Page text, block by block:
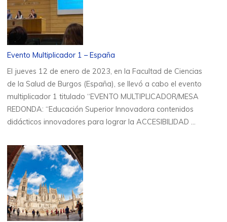
Evento Multiplicador 1 – España
El jueves 12 de enero de 2023, en la Facultad de Ciencias
de la Salud de Burgos (España), se llevó a cabo el evento
multiplicador 1 titulado “EVENTO MULTIPLICADOR/MESA
REDONDA: “Educación Superior Innovadora contenidos
didácticos innovadores para lograr la ACCESIBILIDAD …